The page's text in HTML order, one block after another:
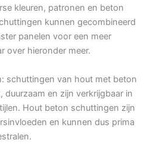
kleuren, patronen en beton
kunnen gecombineerd
panelen voor een meer
over hieronder meer.
schuttingen van hout met beton
duurzaam en zijn verkrijgbaar in
Hout beton schuttingen zijn
en kunnen dus prima